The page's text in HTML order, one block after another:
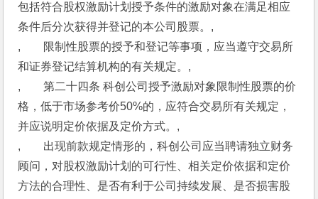
包括符合股权激励计划授予条件的激励对象在满足相应
条件后分次获得并登记的本公司股票。,
,　　限制性股票的授予和登记等事项，应当遵守交易所
和证券登记结算机构的有关规定。,
,　　第二十四条 科创公司授予激励对象限制性股票的价
格，低于市场参考价50%的，应符合交易所有关规定，
并应说明定价依据及定价方式。,
,　　出现前款规定情形的，科创公司应当聘请独立财务
顾问，对股权激励计划的可行性、相关定价依据和定价
方法的合理性、是否有利于公司持续发展、是否损害股